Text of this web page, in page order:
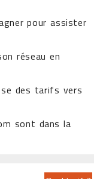
pour assister
réseau en
des tarifs vers
sont dans la